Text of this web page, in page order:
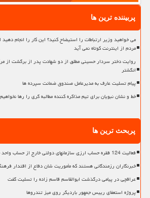
پربیننده ترین ها
می خواهید وزیر ارتباطات را استیضاح کنید؟ این کار را انجام دهید
مردم از اینترنت کوتاه نمی آید
روایت دختر سردار حسینی مطلق از دو شهادت پدر از برگشت از
انگشتر
پیام تسلیت عارف به مدیرعامل صندوق ضمانت سپرده ها
خط و نشان نبویان برای تیم مذاکره کننده مطالبه گری را رها
پربحث ترین ها
فعالیت 124 فقره حساب ارزی سازمانهای دولتی خارج از حساب واحد خزانه
خبرنگاران رزمندگانی هستند که مأموریت شان دفاع از اقتدار
عراقچی در پیامی درگذشت ابوالقاسم قاسم زاده را تسلیت گفت
پروژه استعفای رییس جمهور باردیگر روی میز تندروها